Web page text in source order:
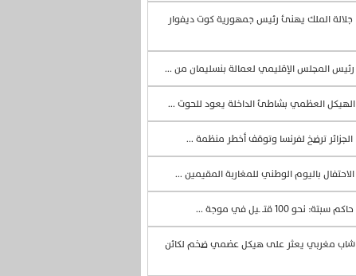
جلالة الملك يهنئ رئيس جمهورية كوت ديفوار
رئيس المجلس الإقليمي لعمالة بنسليمان من ...
الهيكل العظمي بشاطئ الداخلة يعود للحوت ...
الجزائر ترضخ لفرنسا وتوقف أخطر منظمة ...
الاحتفال باليوم الوطني للمغاربة المقيمين ...
حاكم سبتة: نحو 100 قتــ ـيل في موجة ...
شاب مغربي يعثر على هيكل عضمي ضخم لكائن